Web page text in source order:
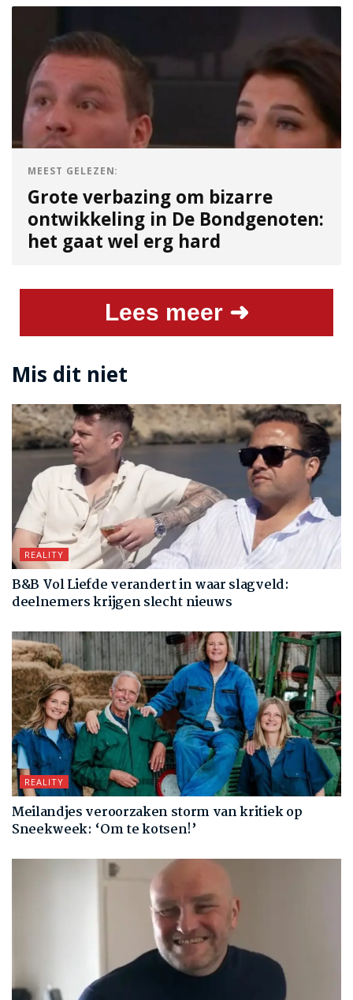
MEEST GELEZEN:
Grote verbazing om bizarre
ontwikkeling in De Bondgenoten:
het gaat wel erg hard
Lees meer ➜
Mis dit niet
REALITY
B&B Vol Liefde verandert in waar slagveld:
deelnemers krijgen slecht nieuws
REALITY
Meilandjes veroorzaken storm van kritiek op
Sneekweek: ‘Om te kotsen!’